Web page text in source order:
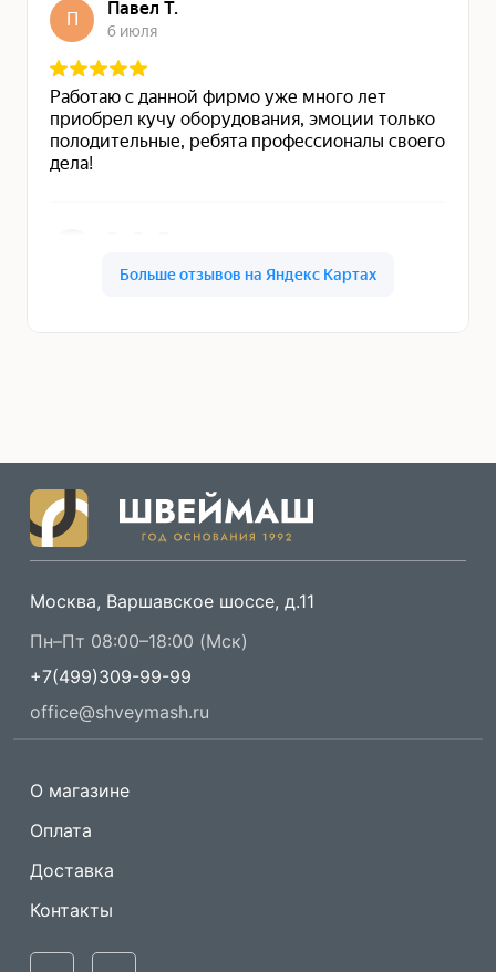
Москва, Варшавское шоссе, д.11
Пн–Пт 08:00–18:00 (Мск)
+7(499)309-99-99
office@shveymash.ru
О магазине
Оплата
Доставка
Контакты